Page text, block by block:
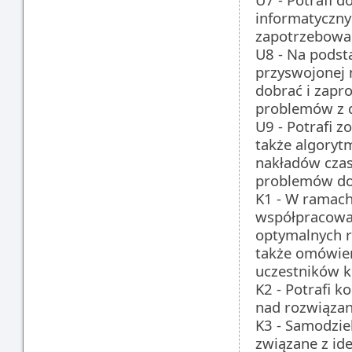
U8 - Na
przyswojonej
dobrać i
problemów z
U9 - Potrafi
także
nakładów
problemów
K1 - W
optymalnych
także
uczestników
K2 - Potrafi
nad
K3 -
związane z